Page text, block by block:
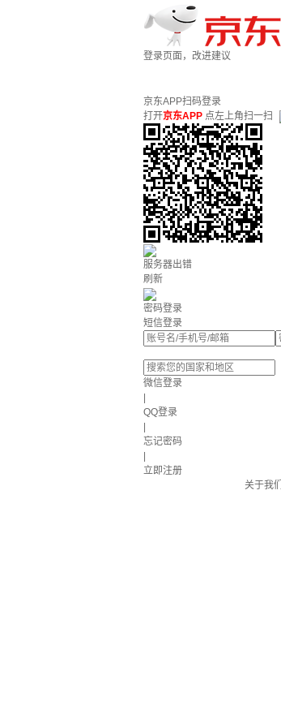
登录页面，改进建议
京东APP扫码登录
打开京东APP 点左上角扫一扫
服务器出错
刷新
密码登录
短信登录
微信登录
QQ登录
忘记密码
立即注册
关于我们